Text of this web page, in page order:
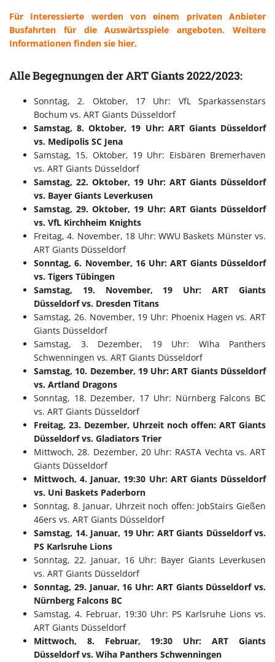
Für Interessierte werden von einem privaten Anbieter
Busfahrten für die Auswärtsspiele angeboten. Weitere
Informationen finden sie hier.
Alle Begegnungen der ART Giants 2022/2023:
Sonntag, 2. Oktober, 17 Uhr: VfL Sparkassenstars
Bochum vs. ART Giants Düsseldorf
Samstag, 8. Oktober, 19 Uhr: ART Giants Düsseldorf
vs. Medipolis SC Jena
Samstag, 15. Oktober, 19 Uhr: Eisbären Bremerhaven
vs. ART Giants Düsseldorf
Samstag, 22. Oktober, 19 Uhr: ART Giants Düsseldorf
vs. Bayer Giants Leverkusen
Samstag, 29. Oktober, 19 Uhr: ART Giants Düsseldorf
vs. VfL Kirchheim Knights
Freitag, 4. November, 18 Uhr: WWU Baskets Münster vs.
ART Giants Düsseldorf
Sonntag, 6. November, 16 Uhr: ART Giants Düsseldorf
vs. Tigers Tübingen
Samstag, 19. November, 19 Uhr: ART Giants
Düsseldorf vs. Dresden Titans
Samstag, 26. November, 19 Uhr: Phoenix Hagen vs. ART
Giants Düsseldorf
Samstag, 3. Dezember, 19 Uhr: Wiha Panthers
Schwenningen vs. ART Giants Düsseldorf
Samstag, 10. Dezember, 19 Uhr: ART Giants Düsseldorf
vs. Artland Dragons
Sonntag, 18. Dezember, 17 Uhr: Nürnberg Falcons BC
vs. ART Giants Düsseldorf
Freitag, 23. Dezember, Uhrzeit noch offen: ART Giants
Düsseldorf vs. Gladiators Trier
Mittwoch, 28. Dezember, 20 Uhr: RASTA Vechta vs. ART
Giants Düsseldorf
Mittwoch, 4. Januar, 19:30 Uhr: ART Giants Düsseldorf
vs. Uni Baskets Paderborn
Sonntag, 8. Januar, Uhrzeit noch offen: JobStairs Gießen
46ers vs. ART Giants Düsseldorf
Samstag, 14. Januar, 19 Uhr: ART Giants Düsseldorf vs.
PS Karlsruhe Lions
Sonntag, 22. Januar, 16 Uhr: Bayer Giants Leverkusen
vs. ART Giants Düsseldorf
Sonntag, 29. Januar, 16 Uhr: ART Giants Düsseldorf vs.
Nürnberg Falcons BC
Samstag, 4. Februar, 19:30 Uhr: PS Karlsruhe Lions vs.
ART Giants Düsseldorf
Mittwoch, 8. Februar, 19:30 Uhr: ART Giants
Düsseldorf vs. Wiha Panthers Schwenningen